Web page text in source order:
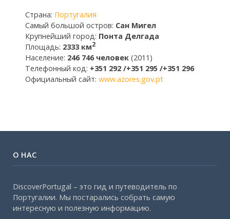
Страна: Португалия
Самый большой остров: Сан Мигел
Крупнейший город: Понта Делгада
Площадь: 2333 км2
Население: 246 746 человек (2011)
Телефонный код: +351 292 /+351 295 /+351 296
Официальный сайт: www.azores.gov.pt
О НАС
DiscoverPortugal – это гид и путеводитель по
Португалии. Мы постарались собрать самую
интересную и полезную информацию.